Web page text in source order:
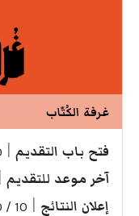
غرفة الكُتّاب
فتح باب التقديم
آخر موعد للتقديم
إعلان النتائج 10 / 10 / 2023